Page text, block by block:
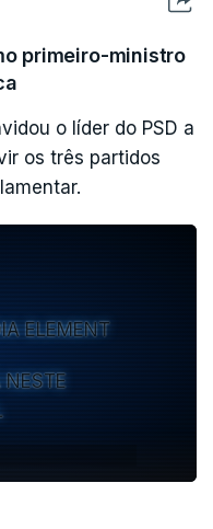
primeiro-ministro
o líder do PSD a
os três partidos
ELEMENT
NESTE